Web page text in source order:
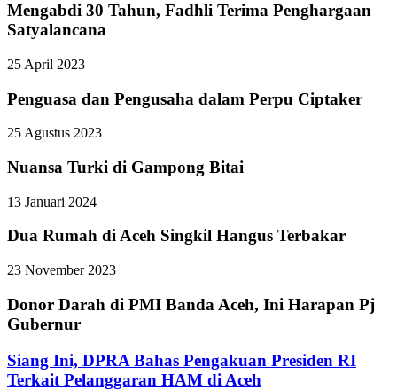
Mengabdi 30 Tahun, Fadhli Terima Penghargaan
Satyalancana
25 April 2023
Penguasa dan Pengusaha dalam Perpu Ciptaker
25 Agustus 2023
Nuansa Turki di Gampong Bitai
13 Januari 2024
Dua Rumah di Aceh Singkil Hangus Terbakar
23 November 2023
Donor Darah di PMI Banda Aceh, Ini Harapan Pj
Gubernur
Siang Ini, DPRA Bahas Pengakuan Presiden RI
Terkait Pelanggaran HAM di Aceh